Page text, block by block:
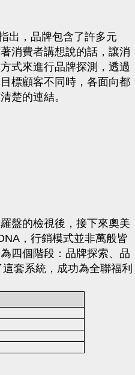
出，品牌包含了許多元
消費者講想說的話，讓消
式來進行品牌探測，透過
標顧客不同時，各面向都
楚的連結。
盤的檢視後，接下來奧美
，行銷模式並非萬般皆
四個階段：品牌探索、品
套系統，成功為全聯福利